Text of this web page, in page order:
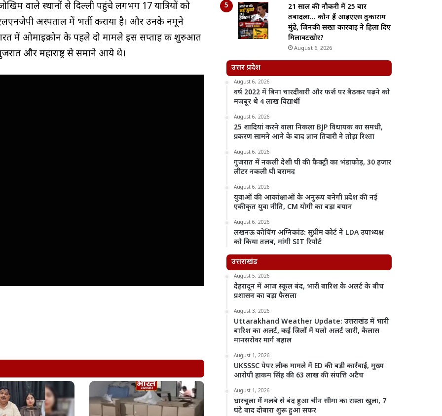
वाले स्थानों से दिल्ली पहुंचे लगभग 17 यात्रियों को
अस्पताल में भर्ती कराया है। और उनके नमूने
में ओमाइक्रोन के पहले दो मामले इस सप्ताह की शुरुआत
और महाराष्ट्र से समाने आये थे।
21 साल की नौकरी में 25 बार
तबादला… कौन हैं आईएएस तुकाराम
मुंढे, जिनकी सख्त कार्रवाई ने हिला दिए
मिलावटखोर?
August 6, 2026
उत्तर प्रदेश
August 6, 2026
वर्ष 2022 में बिना चारदीवारी और फर्श पर बैठकर पढ़ने को
मजबूर थे 4 लाख विद्यार्थी
August 6, 2026
25 शादियां करने वाला निकला BJP विधायक का समधी,
प्रकरण सामने आने के बाद ज्ञान तिवारी ने तोड़ा रिश्ता
August 6, 2026
गुजरात में नकली देशी घी की फैक्ट्री का भंडाफोड़, 30 हजार
लीटर नकली घी बरामद
August 6, 2026
युवाओं की आकांक्षाओं के अनुरूप बनेगी प्रदेश की नई
एकीकृत युवा नीति, CM योगी का बड़ा बयान
August 6, 2026
लखनऊ कोचिंग अग्निकांड: सुप्रीम कोर्ट ने LDA उपाध्यक्ष
को किया तलब, मांगी SIT रिपोर्ट
उत्तराखंड
August 5, 2026
देहरादून में आज स्कूल बंद, भारी बारिश के अलर्ट के बीच
प्रशासन का बड़ा फैसला
August 3, 2026
Uttarakhand Weather Update: उत्तराखंड में भारी
बारिश का अलर्ट, कई जिलों में यलो अलर्ट जारी, कैलास
मानसरोवर मार्ग बहाल
August 1, 2026
UKSSSC पेपर लीक मामले में ED की बड़ी कार्रवाई, मुख्य
आरोपी हाकम सिंह की 63 लाख की संपत्ति अटैच
August 1, 2026
धारचूला में मलबे से बंद हुआ चीन सीमा का रास्ता खुला, 7
घंटे बाद दोबारा शुरू हुआ सफर